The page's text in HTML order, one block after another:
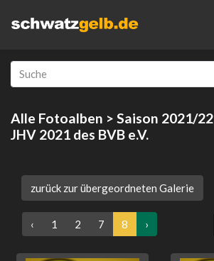
Alle Fotoalben > Saison 2021/22
JHV 2021 des BVB e.V.
zurück zur übergeordneten Galerie
‹ 1 2 7 8 ›